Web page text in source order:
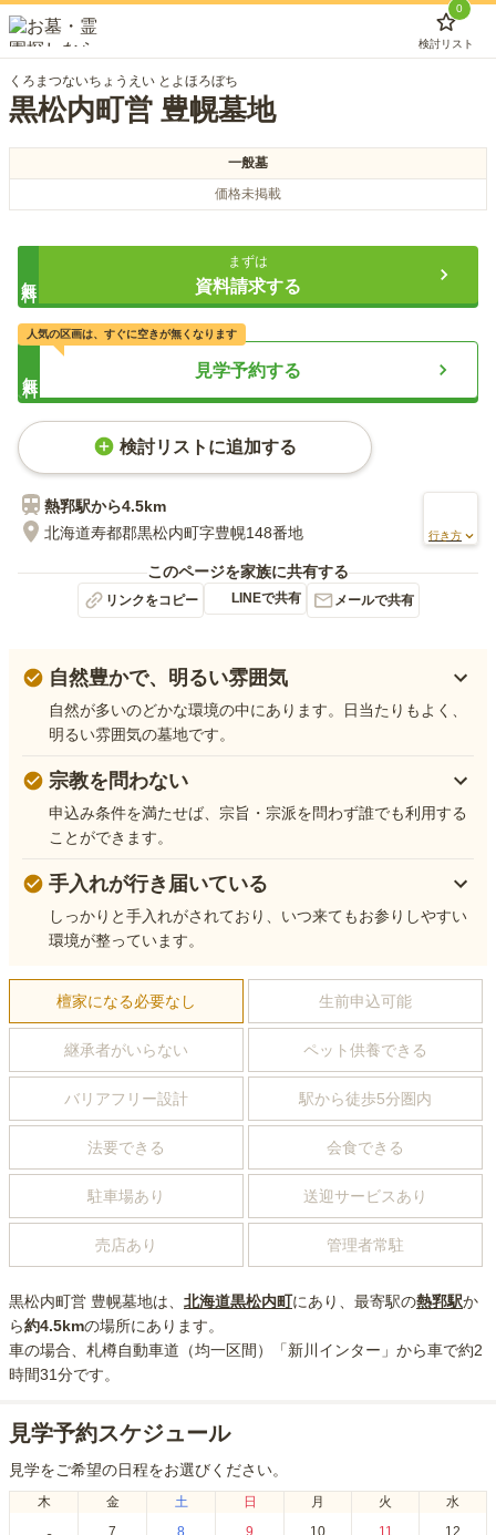
0
検討リスト
くろまつないちょうえい とよほろぼち
黒松内町営 豊幌墓地
一般墓
価格未掲載
まずは
資料請求する
見学予約する
人気の区画は、すぐに空きが無くなります
検討リストに追加する
熱郛駅から4.5km
北海道寿都郡黒松内町字豊幌148番地
行き方
このページを家族に共有する
リンクをコピー LINEで共有 メールで共有
自然豊かで、明るい雰囲気
自然が多いのどかな環境の中にあります。日当たりもよく、
明るい雰囲気の墓地です。
宗教を問わない
申込み条件を満たせば、宗旨・宗派を問わず誰でも利用する
ことができます。
手入れが行き届いている
しっかりと手入れがされており、いつ来てもお参りしやすい
環境が整っています。
檀家になる必要なし 生前申込可能
継承者がいらない ペット供養できる
バリアフリー設計 駅から徒歩5分圏内
法要できる 会食できる
駐車場あり 送迎サービスあり
売店あり 管理者常駐
黒松内町営 豊幌墓地は、 北海道黒松内町にあり 、最寄駅の熱郛駅か
ら約4.5kmの場所にあり ます。
車の場合 、札樽自動車道（均一区間）「新川インター」から車で約2
時間31分です。
見学予約スケジュール
見学をご希望の日程をお選びください。
木 金 土 日 月 火 水
7 8 9 10 11 12